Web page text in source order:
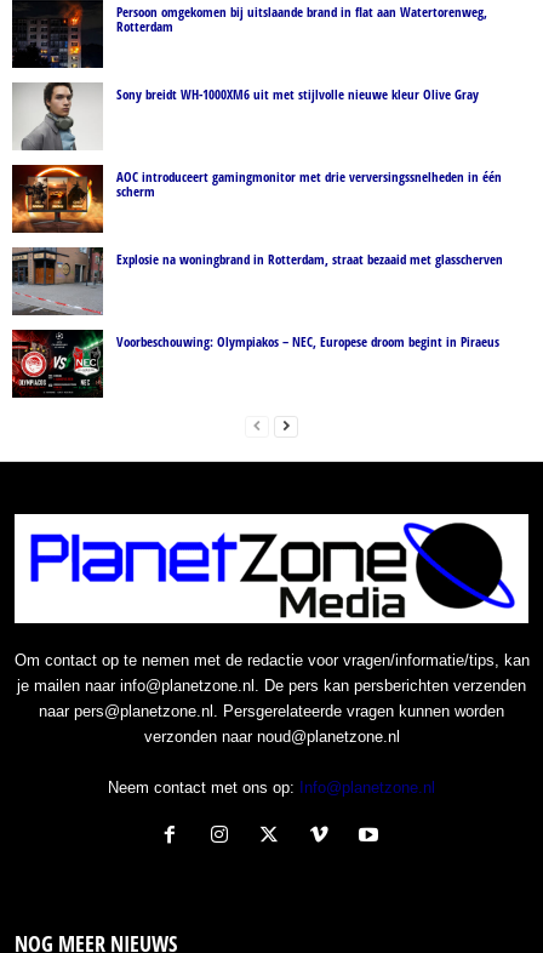
Persoon omgekomen bij uitslaande brand in flat aan Watertorenweg,
Rotterdam
Sony breidt WH-1000XM6 uit met stijlvolle nieuwe kleur Olive Gray
AOC introduceert gamingmonitor met drie verversingssnelheden in één
scherm
Explosie na woningbrand in Rotterdam, straat bezaaid met glasscherven
Voorbeschouwing: Olympiakos – NEC, Europese droom begint in Piraeus
Om contact op te nemen met de redactie voor vragen/informatie/tips, kan
je mailen naar info@planetzone.nl. De pers kan persberichten verzenden
naar pers@planetzone.nl. Persgerelateerde vragen kunnen worden
verzonden naar noud@planetzone.nl
Neem contact met ons op: Info@planetzone.nl
NOG MEER NIEUWS